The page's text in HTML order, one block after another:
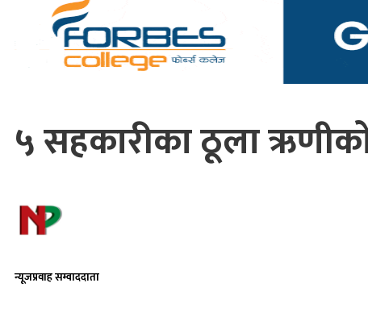
५ सहकारीका ठूला
न्यूजप्रवाह सम्वाददाता